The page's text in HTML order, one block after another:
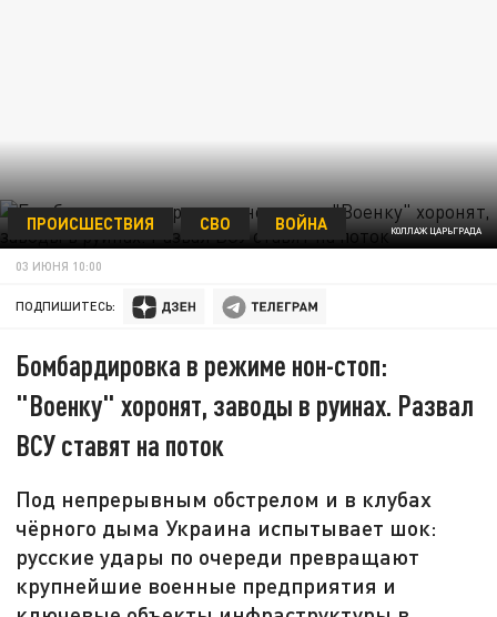
КОЛЛАЖ ЦАРЬГРАДА
ПРОИСШЕСТВИЯ СВО ВОЙНА
03 ИЮНЯ 10:00
ПОДПИШИТЕСЬ:
Бомбардировка в режиме нон-стоп:
"Военку" хоронят, заводы в руинах. Развал
ВСУ ставят на поток
Под непрерывным обстрелом и в клубах
чёрного дыма Украина испытывает шок:
русские удары по очереди превращают
крупнейшие военные предприятия и